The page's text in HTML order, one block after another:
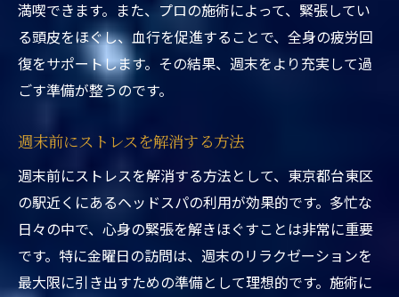
理由
東京都台東区駅近ヘッドスパで金曜日の特典を
活かす方法
特典をフル活用するための事前準備
駅近くのヘッドスパで得られる利便性
金曜日の訪問で得られる特別な体験とは？
週末前のリラクゼーションのススメ
特典を活かした効果的な利用法
東京都台東区のヘッドスパで特典満載の金
曜日を過ごす
満喫できます。また、プロの施術によって、緊張してい
る頭皮をほぐし、血行を促進することで、全身の疲労回
復をサポートします。その結果、週末をより充実して過
ごす準備が整うのです。
週末前にストレスを解消する方法
週末前にストレスを解消する方法として、東京都台東区
の駅近くにあるヘッドスパの利用が効果的です。多忙な
日々の中で、心身の緊張を解きほぐすことは非常に重要
です。特に金曜日の訪問は、週末のリラクゼーションを
最大限に引き出すための準備として理想的です。施術に